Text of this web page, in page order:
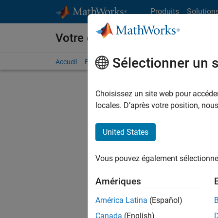
Produits
Votre carrière chez MathWorks
Accueil Explorer nos opportunités Adresses de
FILTRER
d'offre
Les
Sélectionner un
Choisissez un site web pour
locales. D’après votre position,
United States
Vous pouvez également
Amériques
América Latina (Español)
Canada (English)